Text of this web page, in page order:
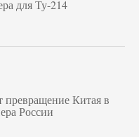
для Ту-214
превращение Китая в
России